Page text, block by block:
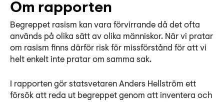
Om rapporten
Begreppet rasism kan vara förvirrande då det ofta
används på olika sätt av olika människor. När vi pratar
om rasism finns därför risk för missförstånd för att vi
helt enkelt inte pratar om samma sak.
I rapporten gör statsvetaren Anders Hellström ett
försök att reda ut begreppet genom att inventera och